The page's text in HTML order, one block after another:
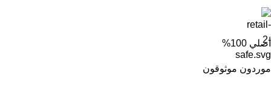
أصلي 100%
موردون موثوقون